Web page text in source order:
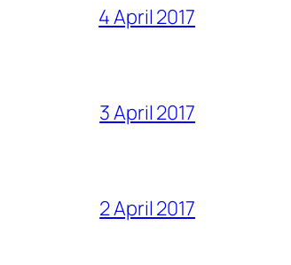
4 April 2017
3 April 2017
2 April 2017